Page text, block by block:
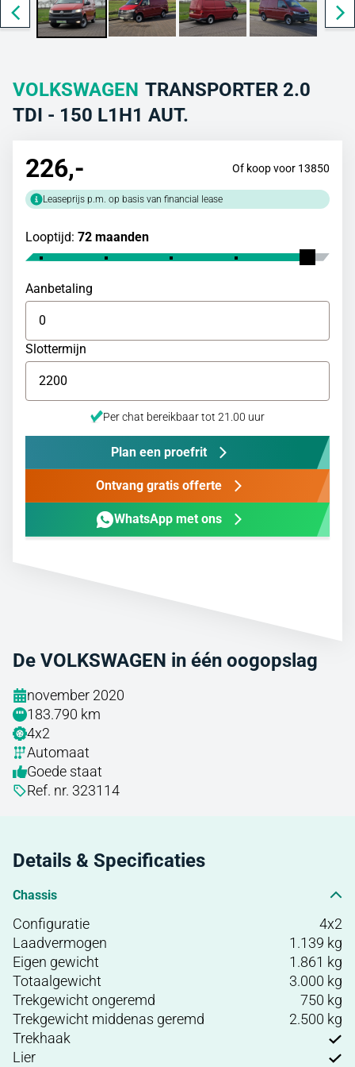
VOLKSWAGEN TRANSPORTER 2.0
TDI - 150 L1H1 AUT.
De VOLKSWAGEN in één oogopslag
november 2020
183.790 km
4x2
Automaat
Goede staat
Ref. nr. 323114
Details & Specificaties
Chassis
Configuratie
4x2
Laadvermogen
1.139 kg
Eigen gewicht
1.861 kg
Totaalgewicht
3.000 kg
Trekgewicht ongeremd
750 kg
Trekgewicht middenas geremd
2.500 kg
Trekhaak
Lier
226,- Of koop voor 13850
Leaseprijs p.m. op basis van financial lease
Looptijd: 72 maanden
Aanbetaling
Slottermijn
Per chat bereikbaar tot 21.00 uur
Plan een proefrit
Ontvang gratis offerte
WhatsApp met ons